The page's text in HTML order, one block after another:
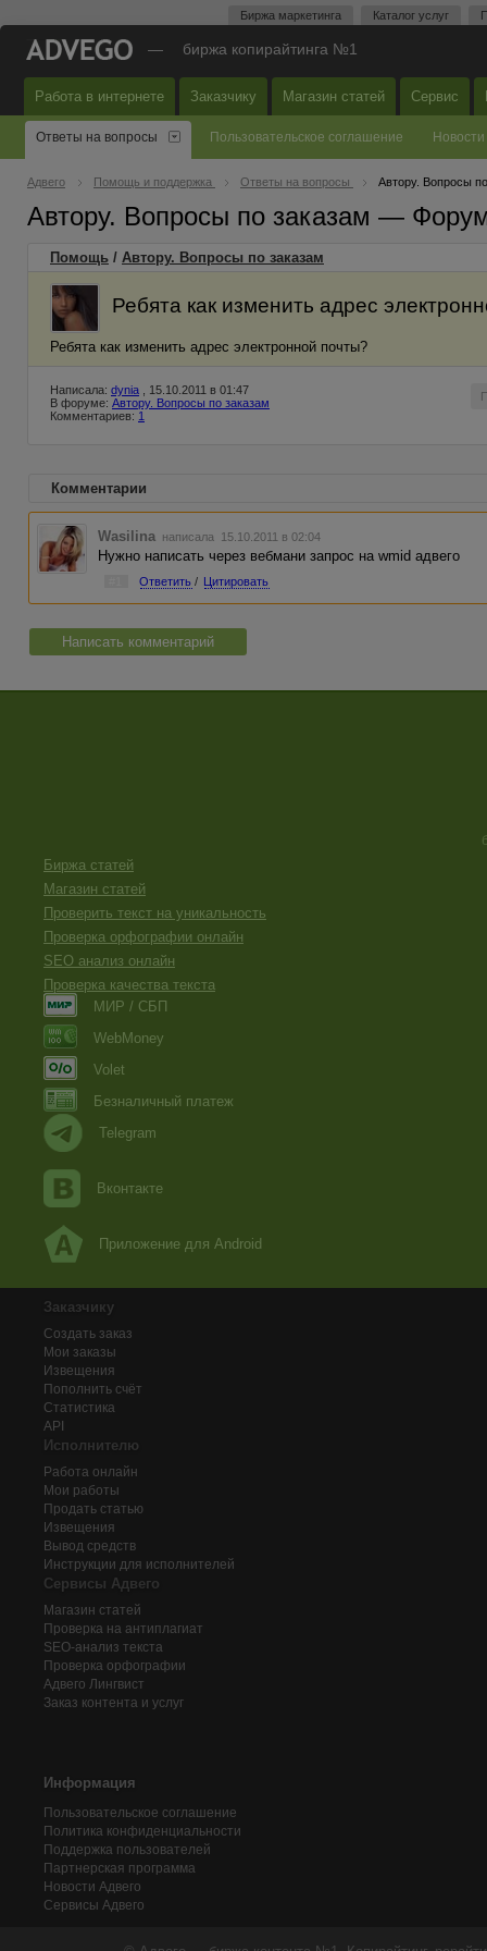
Биржа маркетинга Каталог услуг
— биржа копирайтинга №1
Работа в интернете Заказчику Магазин статей Сервис
Ответы на вопросы Пользовательское соглашение Новости
Адвего Помощь и поддержка Ответы на вопросы Автору. Вопросы
Автору. Вопросы по заказам —
Помощь / Автору. Вопросы по заказам
Ребята как изменить адрес
Ребята как изменить адрес электронной почты?
Написала: dynia , 15.10.2011 в 01:47
В форуме: Автору. Вопросы по заказам
Комментариев: 1
Комментарии
Wasilina написала 15.10.2011 в 02:04
Нужно написать через вебмани запрос на wmid адвего
Ответить / Цитировать
Написать комментарий
Биржа статей
Магазин статей
Проверить текст на уникальность
Проверка орфографии онлайн
SEO анализ онлайн
Проверка качества текста
МИР / СБП
WebMoney
Volet
Безналичный платеж
Telegram
Вконтакте
Приложение для Android
Заказчику
Создать заказ
Мои заказы
Извещения
Пополнить счёт
Статистика
API
Исполнителю
Работа онлайн
Мои работы
Продать статью
Извещения
Вывод средств
Инструкции для исполнителей
Сервисы Адвего
Магазин статей
Проверка на антиплагиат
SEO-анализ текста
Проверка орфографии
Адвего Лингвист
Заказ контента и услуг
Информация
Пользовательское соглашение
Политика конфиденциальности
Поддержка пользователей
Партнерская программа
Новости Адвего
Сервисы Адвего